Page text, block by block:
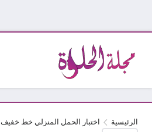
الرئيسية اختبار الحمل المنزلي خط خفيف